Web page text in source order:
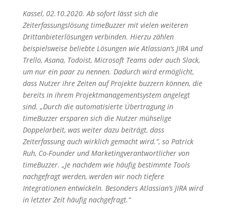
Kassel, 02.10.2020. Ab sofort lässt sich die
Zeiterfassungslösung timeBuzzer mit vielen weiteren
Drittanbieterlösungen verbinden. Hierzu zählen
beispielsweise beliebte Lösungen wie Atlassian‘s JIRA und
Trello, Asana, Todoist, Microsoft Teams oder auch Slack,
um nur ein paar zu nennen. Dadurch wird ermöglicht,
dass Nutzer ihre Zeiten auf Projekte buzzern können, die
bereits in ihrem Projektmanagementsystem angelegt
sind. „Durch die automatisierte Übertragung in
timeBuzzer ersparen sich die Nutzer mühselige
Doppelarbeit, was weiter dazu beiträgt, dass
Zeiterfassung auch wirklich gemacht wird.“, so Patrick
Ruh, Co-Founder und Marketingverantwortlicher von
timeBuzzer. „Je nachdem wie häufig bestimmte Tools
nachgefragt werden, werden wir noch tiefere
Integrationen entwickeln. Besonders Atlassian’s JIRA wird
in letzter Zeit häufig nachgefragt.“